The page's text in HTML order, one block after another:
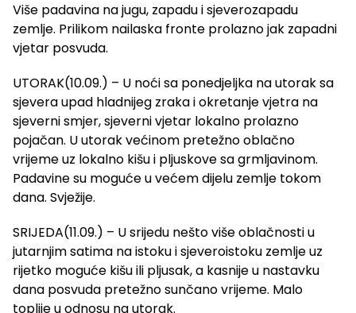
Više padavina na jugu, zapadu i sjeverozapadu
zemlje. Prilikom nailaska fronte prolazno jak zapadni
vjetar posvuda.
UTORAK(10.09.) – U noći sa ponedjeljka na utorak sa
sjevera upad hladnijeg zraka i okretanje vjetra na
sjeverni smjer, sjeverni vjetar lokalno prolazno
pojačan. U utorak većinom pretežno oblačno
vrijeme uz lokalno kišu i pljuskove sa grmljavinom.
Padavine su moguće u većem dijelu zemlje tokom
dana. Svježije.
SRIJEDA(11.09.) – U srijedu nešto više oblačnosti u
jutarnjim satima na istoku i sjeveroistoku zemlje uz
rijetko moguće kišu ili pljusak, a kasnije u nastavku
dana posvuda pretežno sunčano vrijeme. Malo
toplije u odnosu na utorak.